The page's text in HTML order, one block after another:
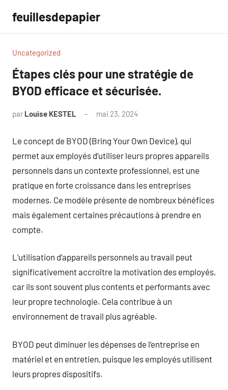
contenu
feuillesdepapier
Uncategorized
Étapes clés pour une stratégie de
BYOD efficace et sécurisée.
par Louise KESTEL mai 23, 2024
Le concept de BYOD (Bring Your Own Device), qui
permet aux employés d’utiliser leurs propres appareils
personnels dans un contexte professionnel, est une
pratique en forte croissance dans les entreprises
modernes. Ce modèle présente de nombreux bénéfices
mais également certaines précautions à prendre en
compte.
L’utilisation d’appareils personnels au travail peut
significativement accroître la motivation des employés,
car ils sont souvent plus contents et performants avec
leur propre technologie. Cela contribue à un
environnement de travail plus agréable.
BYOD peut diminuer les dépenses de l’entreprise en
matériel et en entretien, puisque les employés utilisent
leurs propres dispositifs.